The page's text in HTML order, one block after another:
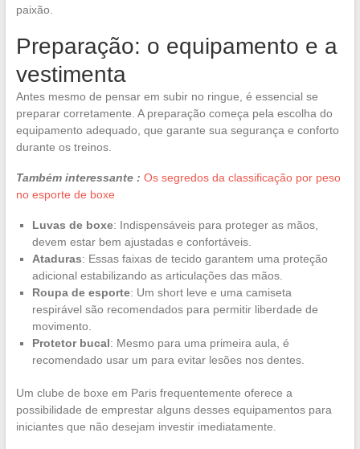
paixão.
Preparação: o equipamento e a
vestimenta
Antes mesmo de pensar em subir no ringue, é essencial se
preparar corretamente. A preparação começa pela escolha do
equipamento adequado, que garante sua segurança e conforto
durante os treinos.
Também interessante : Os segredos da classificação por peso
no esporte de boxe
Luvas de boxe: Indispensáveis para proteger as mãos,
devem estar bem ajustadas e confortáveis.
Ataduras: Essas faixas de tecido garantem uma proteção
adicional estabilizando as articulações das mãos.
Roupa de esporte: Um short leve e uma camiseta
respirável são recomendados para permitir liberdade de
movimento.
Protetor bucal: Mesmo para uma primeira aula, é
recomendado usar um para evitar lesões nos dentes.
Um clube de boxe em Paris frequentemente oferece a
possibilidade de emprestar alguns desses equipamentos para
iniciantes que não desejam investir imediatamente.